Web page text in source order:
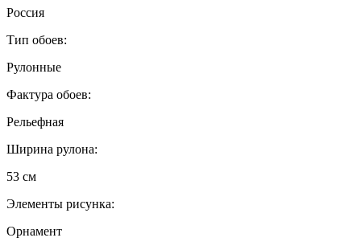
Россия
Тип обоев:
Рулонные
Фактура обоев:
Рельефная
Ширина рулона:
53 см
Элементы рисунка:
Орнамент